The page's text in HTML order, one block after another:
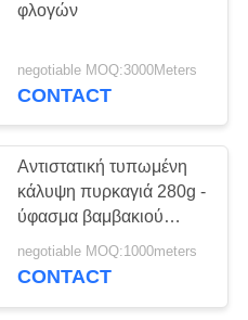
φλογών
negotiable MOQ:3000Meters
CONTACT
Αντιστατική τυπωμένη
κάλυψη πυρκαγιά 280g -
ύφασμα βαμβακιού
καθυστερούντω
negotiable MOQ:1000meters
CONTACT